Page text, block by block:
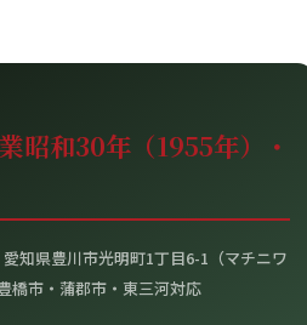
昭和30年（1955年）・
知県豊川市光明町1丁目6-1（マチニワ
橋市・蒲郡市・東三河対応